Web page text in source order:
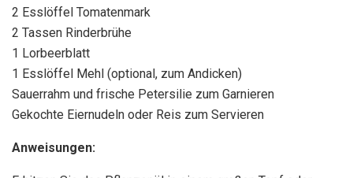
2 Esslöffel Tomatenmark
2 Tassen Rinderbrühe
1 Lorbeerblatt
1 Esslöffel Mehl (optional, zum Andicken)
Sauerrahm und frische Petersilie zum Garnieren
Gekochte Eiernudeln oder Reis zum Servieren
Anweisungen: